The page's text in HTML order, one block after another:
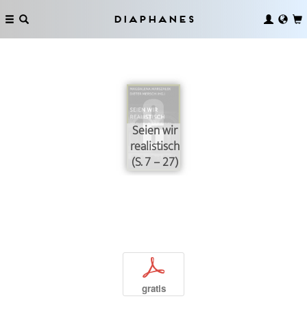
Diaphanes
Seien wir
realistisch
(S. 7 – 27)
p
gratis